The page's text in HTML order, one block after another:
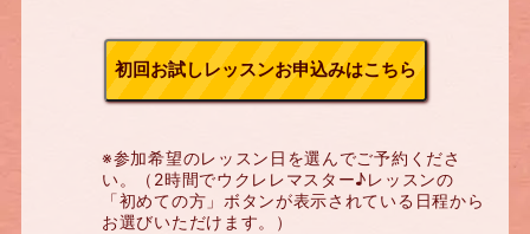
初回お試しレッスンお申込みはこちら
※参加希望のレッスン日を選んでご予約くださ
い。（2時間でウクレレマスター♪レッスンの
「初めての方」ボタンが表示されている日程から
お選びいただけます。）